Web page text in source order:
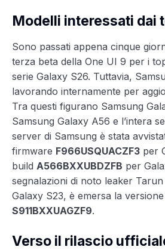
Modelli interessati dai
Sono passati appena cinque
terza beta della One UI 9 per i
serie Galaxy S26. Tuttavia,
lavorando internamente per
Tra questi figurano Samsung
Samsung Galaxy A56 e l’intera
server di Samsung è stata
firmware F966USQUACZF3 per
build A566BXXUBDZFB per
segnalazioni di noto leaker
Galaxy S23, è emersa la
S911BXXUAGZF9.
Verso il rilascio